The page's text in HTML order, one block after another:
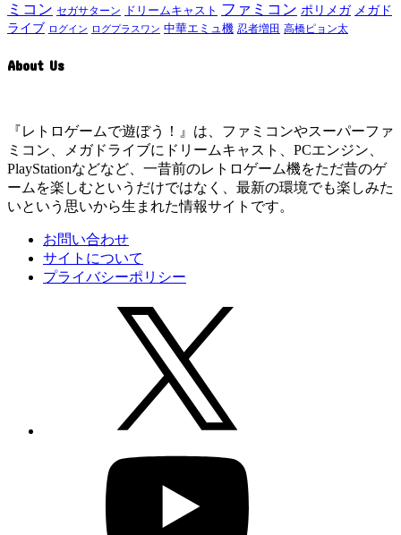
ミコン セガサターン ドリームキャスト ファミコン ポリメガ メガド
ライブ ログイン ログプラスワン 中華エミュ機 忍者増田 高橋ピョン太
About Us
『レトロゲームで遊ぼう！』は、ファミコンやスーパーファ
ミコン、メガドライブにドリームキャスト、PCエンジン、
PlayStationなどなど、一昔前のレトロゲーム機をただ昔のゲ
ームを楽しむというだけではなく、最新の環境でも楽しみた
いという思いから生まれた情報サイトです。
お問い合わせ
サイトについて
プライバシーポリシー